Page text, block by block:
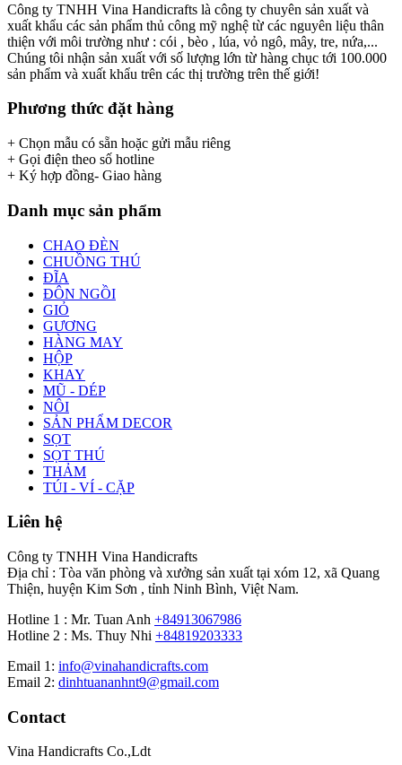
Công ty TNHH Vina Handicrafts là công ty chuyên sản xuất và
xuất khẩu các sản phẩm thủ công mỹ nghệ từ các nguyên liệu thân
thiện với môi trường như : cói , bèo , lúa, vỏ ngô, mây, tre, nứa,...
Chúng tôi nhận sản xuất với số lượng lớn từ hàng chục tới 100.000
sản phẩm và xuất khẩu trên các thị trường trên thế giới!
Phương thức đặt hàng
+ Chọn mẫu có sẵn hoặc gửi mẫu riêng
+ Gọi điện theo số hotline
+ Ký hợp đồng- Giao hàng
Danh mục sản phẩm
CHAO ĐÈN
CHUỒNG THÚ
ĐĨA
ĐÔN NGỒI
GIỎ
GƯƠNG
HÀNG MAY
HỘP
KHAY
MŨ - DÉP
NÔI
SẢN PHẨM DECOR
SỌT
SỌT THÚ
THẢM
TÚI - VÍ - CẶP
Liên hệ
Công ty TNHH Vina Handicrafts
Địa chỉ : Tòa văn phòng và xưởng sản xuất tại xóm 12, xã Quang
Thiện, huyện Kim Sơn , tỉnh Ninh Bình, Việt Nam.
Hotline 1 : Mr. Tuan Anh +84913067986
Hotline 2 : Ms. Thuy Nhi +84819203333
Email 1: info@vinahandicrafts.com
Email 2: dinhtuananhnt9@gmail.com
Contact
Vina Handicrafts Co.,Ldt